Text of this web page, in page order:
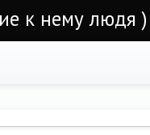
к нему людя )